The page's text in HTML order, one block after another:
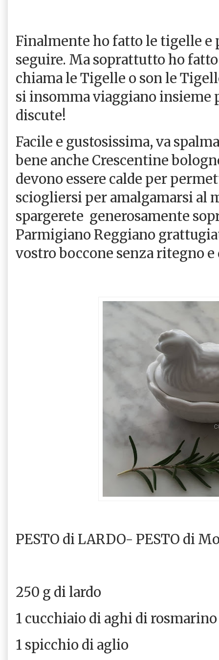
Finalmente ho fatto le tigelle e
seguire. Ma soprattutto ho
chiama le Tigelle o son le
si insomma viaggiano insieme
discute!
Facile e gustosissima, va
bene anche Crescentine
devono essere calde per
sciogliersi per amalgamarsi al
spargerete generosamente
Parmigiano Reggiano
vostro boccone senza ritegno
PESTO di LARDO- PESTO di
250 g di lardo
1 cucchiaio di aghi di
1 spicchio di aglio